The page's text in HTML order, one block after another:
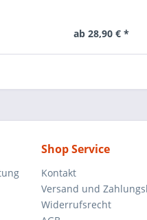
ab 28,90 € *
Shop Service
Kontakt
Versand und
Widerrufsrecht